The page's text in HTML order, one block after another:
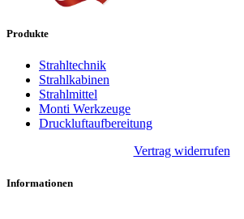
Produkte
Strahltechnik
Strahlkabinen
Strahlmittel
Monti Werkzeuge
Druckluftaufbereitung
Vertrag widerrufen
Informationen